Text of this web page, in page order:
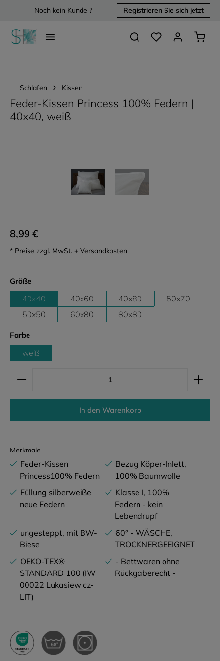
springenNoch kein Kunde ? Registrieren Sie sich jetzt
Du hast 0 Produkte
Schlafen Kissen
Feder-Kissen Princess 100% Federn |
40x40, weiß
8,99 €
* Preise zzgl. MwSt. + Versandkosten
Größeauswählen
40x40 40x60 40x80
50x70
50x50
60x80 80x80
Farbeauswählen
weiß
Produkt Anzahl: Gib den gewünschten Wert ein
In den Warenkorb
Merkmale
Feder-Kissen
Princess100% Federn
Bezug Köper-Inlett,
100% Baumwolle
Füllung silberweiße
neue Federn
Klasse I, 100%
Federn - kein
Lebendrupf
ungesteppt, mit BW-
Biese
60° - WÄSCHE,
TROCKNERGEEIGNET
OEKO-TEX®
STANDARD 100 (IW
00022 Lukasiewicz-
LIT)
- Bettwaren ohne
Rückgaberecht -